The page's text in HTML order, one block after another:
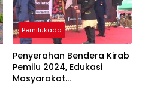
Pemilukada
Penyerahan Bendera Kirab
Pemilu 2024, Edukasi
Masyarakat